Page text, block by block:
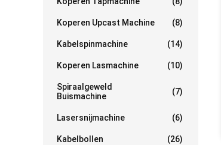
Koperen Upcast Machine (8)
Kabelspinmachine (14)
Koperen Lasmachine (10)
Spiraalgeweld
Buismachine
(7)
Lasersnijmachine (6)
Kabelbollen (26)